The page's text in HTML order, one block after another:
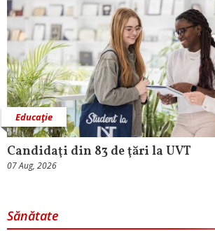
Educaţie
Candidaţi din 83 de ţări la UVT
07 Aug, 2026
Sănătate